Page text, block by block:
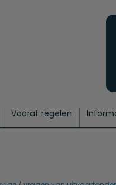
Vooraf regelen